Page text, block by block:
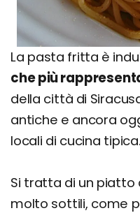
La pasta fritta è
che più
della città di
antiche e ancora
locali di cucina tipica.
Si tratta di un
molto sottili, come